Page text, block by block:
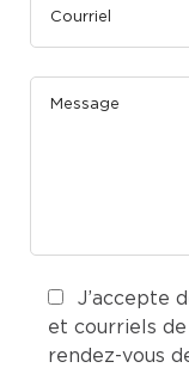
J’accepte
et courriels
rendez-vous